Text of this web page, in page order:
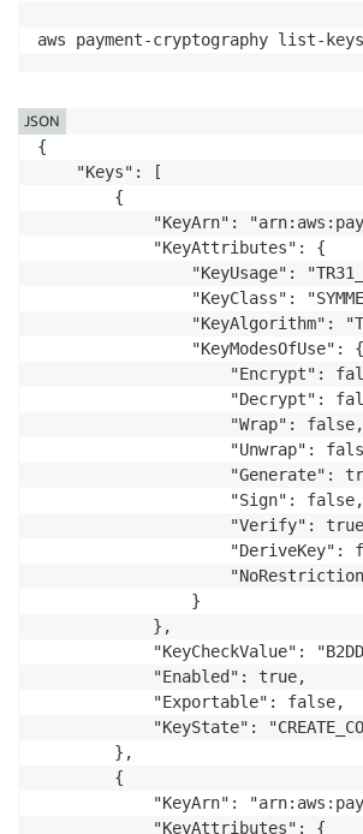
aws payment-cryptography list-keys
{
    "Keys": [
        {
"KeyArn":
            "KeyAttributes": {
"KeyUsage":
"KeyClass":
"KeyAlgorithm":
                "KeyModesOfUse": {
"Encrypt":
"Decrypt":
                    "Wrap": false,
"Unwrap":
"Generate":
                    "Sign": false,
"Verify":
"DeriveKey":
                }
            },
"KeyCheckValue":
            "Enabled": true,
            "Exportable": false,
"KeyState":
        },
        {
"KeyArn":
            "KeyAttributes": {
JSON